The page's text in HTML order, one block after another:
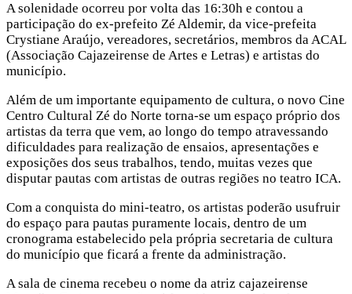
A solenidade ocorreu por volta das 16:30h e contou a
participação do ex-prefeito Zé Aldemir, da vice-prefeita
Crystiane Araújo, vereadores, secretários, membros da ACAL
(Associação Cajazeirense de Artes e Letras) e artistas do
município.
Além de um importante equipamento de cultura, o novo Cine
Centro Cultural Zé do Norte torna-se um espaço próprio dos
artistas da terra que vem, ao longo do tempo atravessando
dificuldades para realização de ensaios, apresentações e
exposições dos seus trabalhos, tendo, muitas vezes que
disputar pautas com artistas de outras regiões no teatro ICA.
Com a conquista do mini-teatro, os artistas poderão usufruir
do espaço para pautas puramente locais, dentro de um
cronograma estabelecido pela própria secretaria de cultura
do município que ficará a frente da administração.
A sala de cinema recebeu o nome da atriz cajazeirense